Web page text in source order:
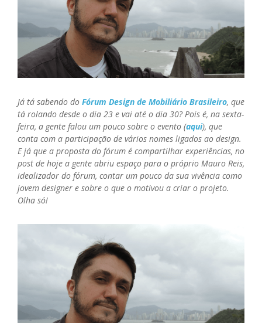
Já tá sabendo do Fórum Design de Mobiliário Brasileiro, que
tá rolando desde o dia 23 e vai até o dia 30? Pois é, na sexta-
feira, a gente falou um pouco sobre o evento (aqui), que
conta com a participação de vários nomes ligados ao design.
E já que a proposta do fórum é compartilhar experiências, no
post de hoje a gente abriu espaço para o próprio Mauro Reis,
idealizador do fórum, contar um pouco da sua vivência como
jovem designer e sobre o que o motivou a criar o projeto.
Olha só!